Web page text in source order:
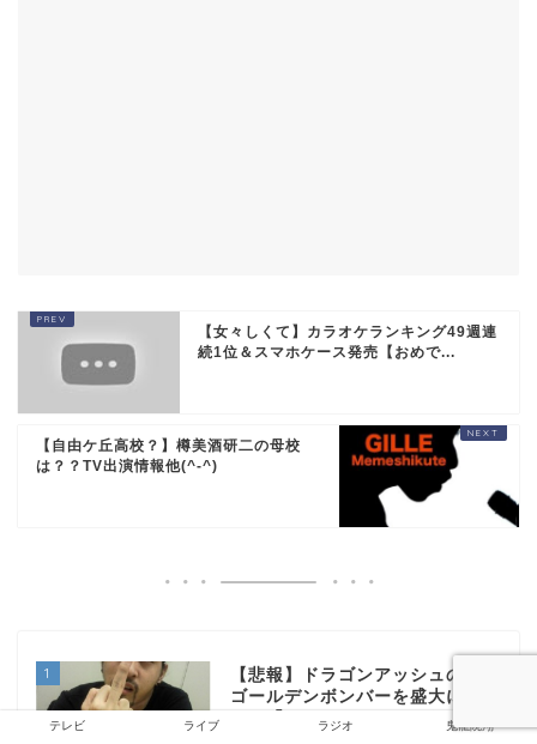
【女々しくて】カラオケランキング49週連
続1位＆スマホケース発売【おめで...
【自由ケ丘高校？】樽美酒研二の母校
は？？TV出演情報他(^-^)
1
【悲報】ドラゴンアッシュのKjが
ゴールデンボンバーを盛大にディ
スる「ロックバンドじゃない」
テレビ ライブ ラジオ 鬼龍院翔